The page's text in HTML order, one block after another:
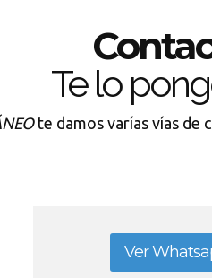
Te lo
te damos varías vías de
Ver